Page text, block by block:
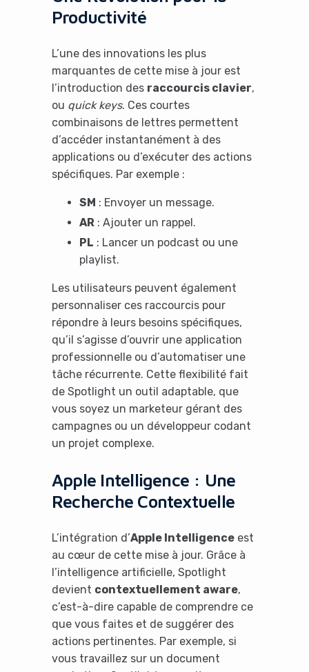
Productivité
L’une des innovations les plus
marquantes de cette mise à jour est
l’introduction des raccourcis clavier,
ou quick keys. Ces courtes
combinaisons de lettres permettent
d’accéder instantanément à des
applications ou d’exécuter des actions
spécifiques. Par exemple :
SM : Envoyer un message.
AR: Ajouter un rappel.
PL : Lancer un podcast ou une
playlist.
Les utilisateurs peuvent également
personnaliser ces raccourcis pour
répondre à leurs besoins spécifiques,
qu’il s’agisse d’ouvrir une application
professionnelle ou d’automatiser une
tâche récurrente. Cette flexibilité fait
de Spotlight un outil adaptable, que
vous soyez un marketeur gérant des
campagnes ou un développeur codant
un projet complexe.
Apple Intelligence : Une
Recherche Contextuelle
L’intégration d’Apple Intelligenceest
au cœur de cette mise à jour. Grâce à
l’intelligence artificielle, Spotlight
devient contextuellement aware,
c’est-à-dire capable de comprendre ce
que vous faites et de suggérer des
actions pertinentes. Par exemple, si
vous travaillez sur un document